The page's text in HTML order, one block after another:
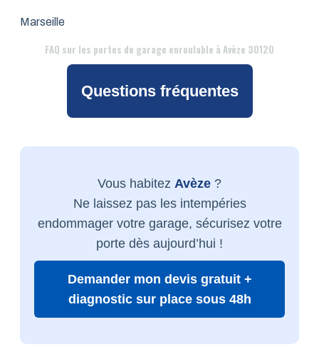
Marseille
FAQ sur les portes de garage enroulable à Avèze 30120
Questions fréquentes
Vous habitez Avèze ?
Ne laissez pas les intempéries
endommager votre garage, sécurisez votre
porte dès aujourd’hui !
Demander mon devis gratuit +
diagnostic sur place sous 48h